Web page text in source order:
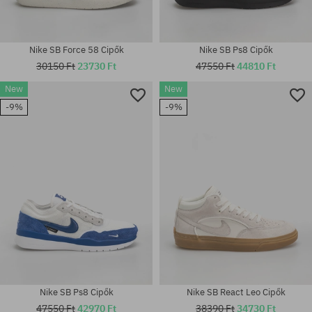
Elérhető méretek:
42; 42.5; 44; 44.5; 45; 45.5
Elérhető méretek:
41; 42; 42.5; 43; 44; 44.5; 45;
45.5
Nike SB Force 58 Cipők
30150 Ft 23730 Ft
Nike SB Ps8 Cipők
47550 Ft44810 Ft
New
-9%
Nike SB Ps8 Cipők
47550 Ft42970 Ft
New
-9%
Nike SB React Leo Cipők
38390 Ft34730 Ft